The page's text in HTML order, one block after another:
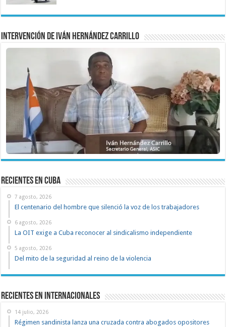
Intervención de Iván Hernández Carrillo
recientes en cuba
7 agosto, 2026
El centenario del hombre que silenció la voz de los trabajadores
6 agosto, 2026
La OIT exige a Cuba reconocer al sindicalismo independiente
5 agosto, 2026
Del mito de la seguridad al reino de la violencia
Recientes en Internacionales
14 julio, 2026
Régimen sandinista lanza una cruzada contra abogados opositores